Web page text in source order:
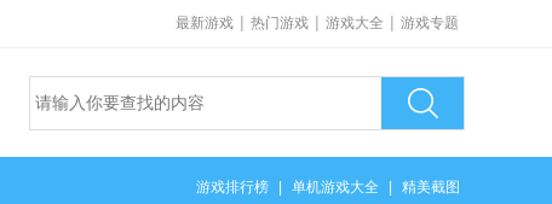
最新游戏 | 热门游戏 | 游戏大全 | 游戏专题
游戏排行榜 单机游戏大全 精美截图